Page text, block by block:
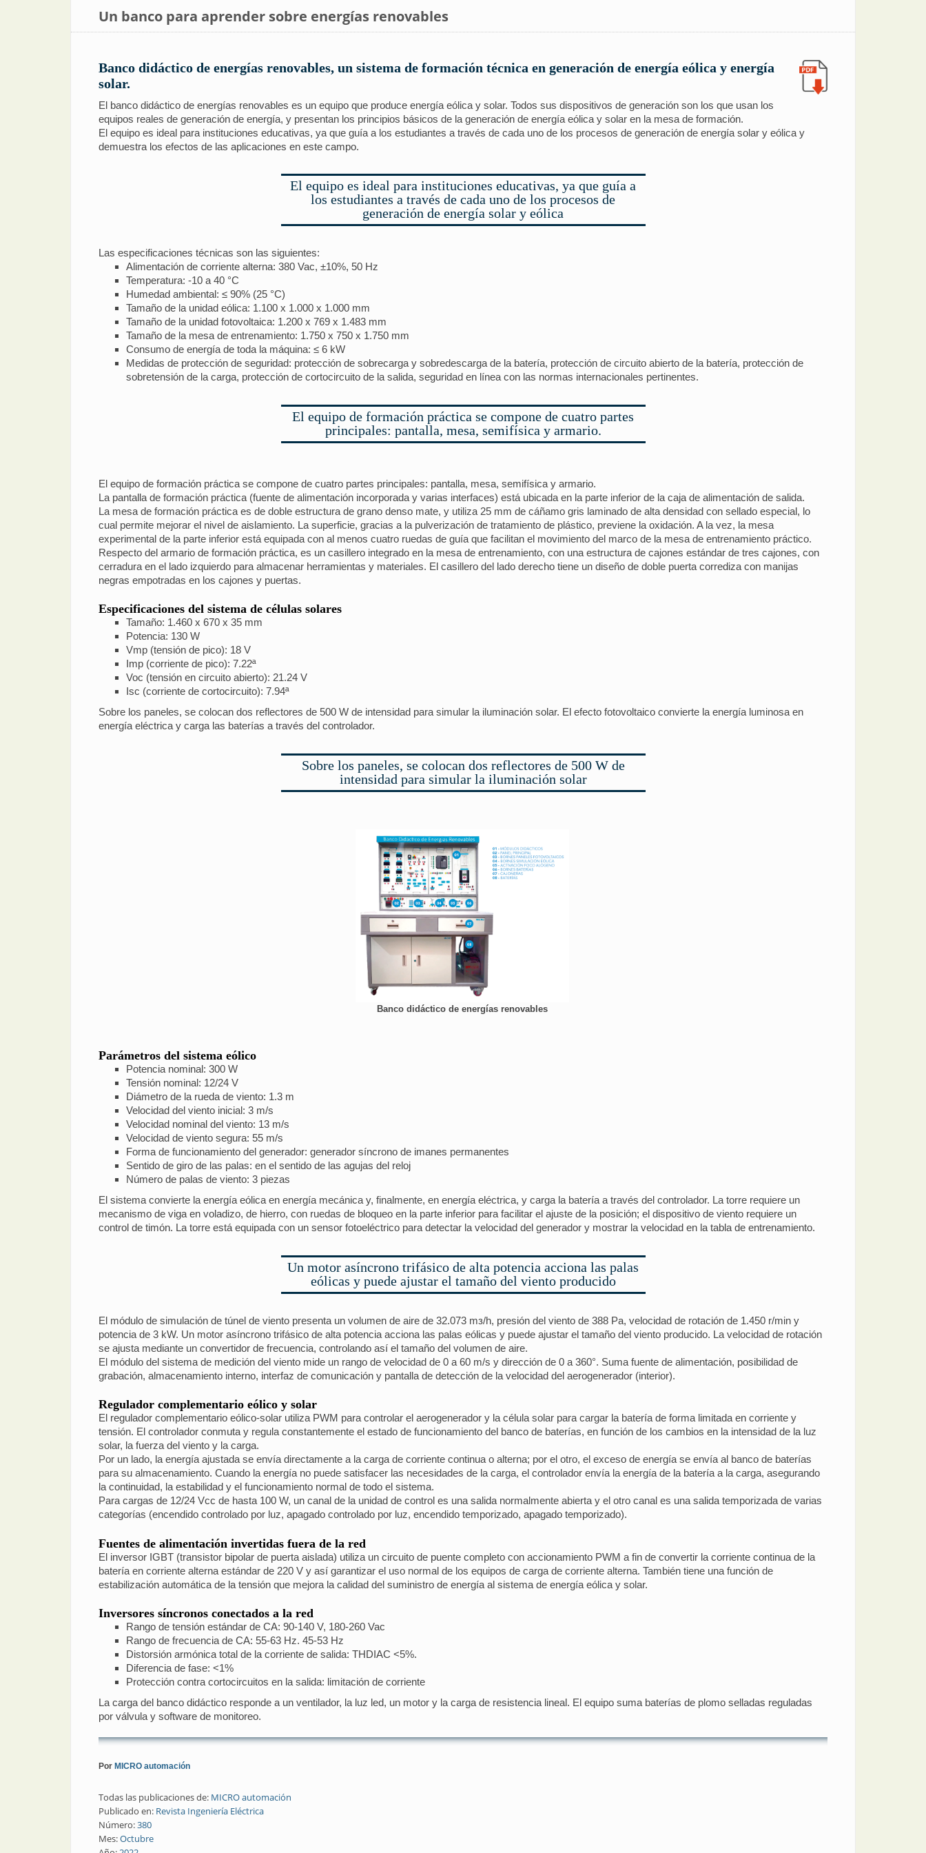
Un banco para aprender sobre energías renovables
Banco didáctico de energías renovables, un sistema de formación técnica en generación de energía eólica y energía
solar.
El banco didáctico de energías renovables es un equipo que produce energía eólica y solar. Todos sus dispositivos de generación son los que usan los
equipos reales de generación de energía, y presentan los principios básicos de la generación de energía eólica y solar en la mesa de formación.
El equipo es ideal para instituciones educativas, ya que guía a los estudiantes a través de cada uno de los procesos de generación de energía solar y eólica y
demuestra los efectos de las aplicaciones en este campo.
El equipo es ideal para instituciones educativas, ya que guía a
los estudiantes a través de cada uno de los procesos de
generación de energía solar y eólica
Las especificaciones técnicas son las siguientes:
Alimentación de corriente alterna: 380 Vac, ±10%, 50 Hz
Temperatura: -10 a 40 °C
Humedad ambiental: ≤ 90% (25 °C)
Tamaño de la unidad eólica: 1.100 x 1.000 x 1.000 mm
Tamaño de la unidad fotovoltaica: 1.200 x 769 x 1.483 mm
Tamaño de la mesa de entrenamiento: 1.750 x 750 x 1.750 mm
Consumo de energía de toda la máquina: ≤ 6 kW
Medidas de protección de seguridad: protección de sobrecarga y sobredescarga de la batería, protección de circuito abierto de la batería, protección de
sobretensión de la carga, protección de cortocircuito de la salida, seguridad en línea con las normas internacionales pertinentes.
El equipo de formación práctica se compone de cuatro partes
principales: pantalla, mesa, semifísica y armario.
El equipo de formación práctica se compone de cuatro partes principales: pantalla, mesa, semifísica y armario.
La pantalla de formación práctica (fuente de alimentación incorporada y varias interfaces) está ubicada en la parte inferior de la caja de alimentación de salida.
La mesa de formación práctica es de doble estructura de grano denso mate, y utiliza 25 mm de cáñamo gris laminado de alta densidad con sellado especial, lo
cual permite mejorar el nivel de aislamiento. La superficie, gracias a la pulverización de tratamiento de plástico, previene la oxidación. A la vez, la mesa
experimental de la parte inferior está equipada con al menos cuatro ruedas de guía que facilitan el movimiento del marco de la mesa de entrenamiento práctico.
Respecto del armario de formación práctica, es un casillero integrado en la mesa de entrenamiento, con una estructura de cajones estándar de tres cajones, con
cerradura en el lado izquierdo para almacenar herramientas y materiales. El casillero del lado derecho tiene un diseño de doble puerta corrediza con manijas
negras empotradas en los cajones y puertas.
Especificaciones del sistema de células solares
Tamaño: 1.460 x 670 x 35 mm
Potencia: 130 W
Vmp (tensión de pico): 18 V
Imp (corriente de pico): 7.22ª
Voc (tensión en circuito abierto): 21.24 V
Isc (corriente de cortocircuito): 7.94ª
Sobre los paneles, se colocan dos reflectores de 500 W de intensidad para simular la iluminación solar. El efecto fotovoltaico convierte la energía luminosa en
energía eléctrica y carga las baterías a través del controlador.
Sobre los paneles, se colocan dos reflectores de 500 W de
intensidad para simular la iluminación solar
Banco didáctico de energías renovables
Parámetros del sistema eólico
Potencia nominal: 300 W
Tensión nominal: 12/24 V
Diámetro de la rueda de viento: 1.3 m
Velocidad del viento inicial: 3 m/s
Velocidad nominal del viento: 13 m/s
Velocidad de viento segura: 55 m/s
Forma de funcionamiento del generador: generador síncrono de imanes permanentes
Sentido de giro de las palas: en el sentido de las agujas del reloj
Número de palas de viento: 3 piezas
El sistema convierte la energía eólica en energía mecánica y, finalmente, en energía eléctrica, y carga la batería a través del controlador. La torre requiere un
mecanismo de viga en voladizo, de hierro, con ruedas de bloqueo en la parte inferior para facilitar el ajuste de la posición; el dispositivo de viento requiere un
control de timón. La torre está equipada con un sensor fotoeléctrico para detectar la velocidad del generador y mostrar la velocidad en la tabla de entrenamiento.
Un motor asíncrono trifásico de alta potencia acciona las palas
eólicas y puede ajustar el tamaño del viento producido
El módulo de simulación de túnel de viento presenta un volumen de aire de 32.073 mз/h, presión del viento de 388 Pa, velocidad de rotación de 1.450 r/min y
potencia de 3 kW. Un motor asíncrono trifásico de alta potencia acciona las palas eólicas y puede ajustar el tamaño del viento producido. La velocidad de rotación
se ajusta mediante un convertidor de frecuencia, controlando así el tamaño del volumen de aire.
El módulo del sistema de medición del viento mide un rango de velocidad de 0 a 60 m/s y dirección de 0 a 360°. Suma fuente de alimentación, posibilidad de
grabación, almacenamiento interno, interfaz de comunicación y pantalla de detección de la velocidad del aerogenerador (interior).
Regulador complementario eólico y solar
El regulador complementario eólico-solar utiliza PWM para controlar el aerogenerador y la célula solar para cargar la batería de forma limitada en corriente y
tensión. El controlador conmuta y regula constantemente el estado de funcionamiento del banco de baterías, en función de los cambios en la intensidad de la luz
solar, la fuerza del viento y la carga.
Por un lado, la energía ajustada se envía directamente a la carga de corriente continua o alterna; por el otro, el exceso de energía se envía al banco de baterías
para su almacenamiento. Cuando la energía no puede satisfacer las necesidades de la carga, el controlador envía la energía de la batería a la carga, asegurando
la continuidad, la estabilidad y el funcionamiento normal de todo el sistema.
Para cargas de 12/24 Vcc de hasta 100 W, un canal de la unidad de control es una salida normalmente abierta y el otro canal es una salida temporizada de varias
categorías (encendido controlado por luz, apagado controlado por luz, encendido temporizado, apagado temporizado).
Fuentes de alimentación invertidas fuera de la red
El inversor IGBT (transistor bipolar de puerta aislada) utiliza un circuito de puente completo con accionamiento PWM a fin de convertir la corriente continua de la
batería en corriente alterna estándar de 220 V y así garantizar el uso normal de los equipos de carga de corriente alterna. También tiene una función de
estabilización automática de la tensión que mejora la calidad del suministro de energía al sistema de energía eólica y solar.
Inversores síncronos conectados a la red
Rango de tensión estándar de CA: 90-140 V, 180-260 Vac
Rango de frecuencia de CA: 55-63 Hz. 45-53 Hz
Distorsión armónica total de la corriente de salida: THDIAC <5%.
Diferencia de fase: <1%
Protección contra cortocircuitos en la salida: limitación de corriente
La carga del banco didáctico responde a un ventilador, la luz led, un motor y la carga de resistencia lineal. El equipo suma baterías de plomo selladas reguladas
por válvula y software de monitoreo.
Por MICRO automación
Todas las publicaciones de: MICRO automación
Publicado en: Revista Ingeniería Eléctrica
Número:380
Mes:Octubre